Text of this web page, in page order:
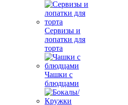
Сервизы и
лопатки для
торта
Чашки с
блюдцами